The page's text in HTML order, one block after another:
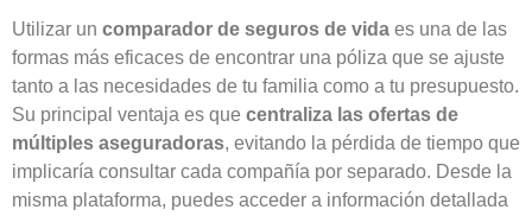
Utilizar un comparador de seguros de vida es una de las
formas más eficaces de encontrar una póliza que se ajuste
tanto a las necesidades de tu familia como a tu presupuesto.
Su principal ventaja es que centraliza las ofertas de
múltiples aseguradoras, evitando la pérdida de tiempo que
implicaría consultar cada compañía por separado. Desde la
misma plataforma, puedes acceder a información detallada